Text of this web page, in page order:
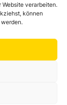
verarbeiten.
können